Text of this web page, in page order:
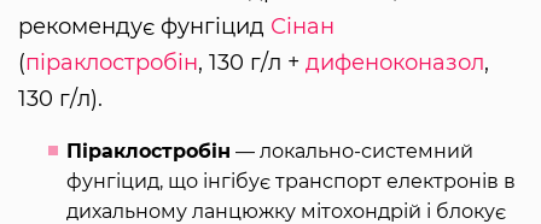
рекомендує фунгіцид Сінан
(піраклостробін, 130 г/л + дифеноконазол,
130 г/л).
Піраклостробін — локально-системний
фунгіцид, що інгібує транспорт електронів в
дихальному ланцюжку мітохондрій і блокує